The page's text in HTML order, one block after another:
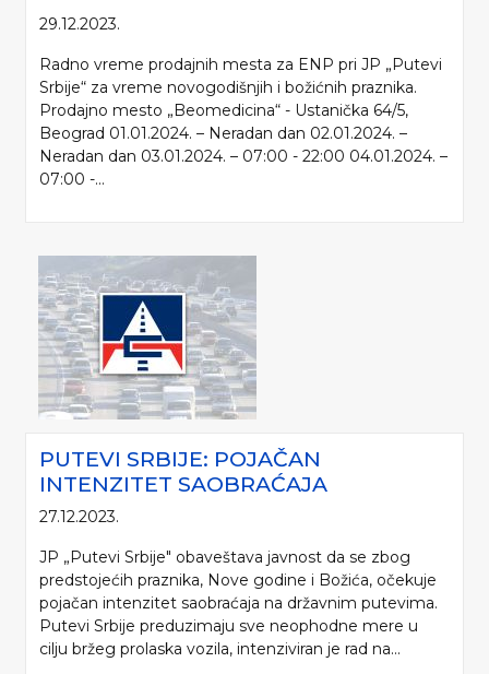
29.12.2023.
Radno vreme prodajnih mesta za ENP pri JP „Putevi
Srbije“ za vreme novogodišnjih i božićnih praznika.
Prodajno mesto „Beomedicina“ - Ustanička 64/5,
Beograd 01.01.2024. – Neradan dan 02.01.2024. –
Neradan dan 03.01.2024. – 07:00 - 22:00 04.01.2024. –
07:00 -...
PUTEVI SRBIJE: POJAČAN
INTENZITET SAOBRAĆAJA
27.12.2023.
JP „Putevi Srbije" obaveštava javnost da se zbog
predstojećih praznika, Nove godine i Božića, očekuje
pojačan intenzitet saobraćaja na državnim putevima.
Putevi Srbije preduzimaju sve neophodne mere u
cilju bržeg prolaska vozila, intenziviran je rad na...